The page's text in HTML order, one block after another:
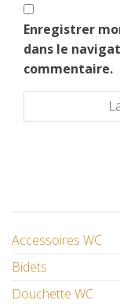
Enregistrer
dans le
commentaire.
Accessoires WC
Bidets
Douchette WC